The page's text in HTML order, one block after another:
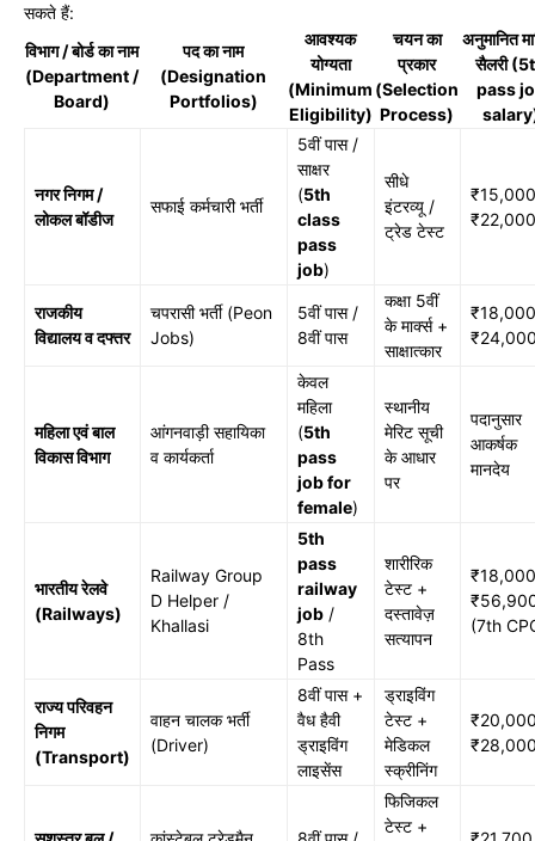
सकते हैं:
विभाग / बोर्ड का नाम
(Department /
Board)
पद का नाम
(Designation
Portfolios)
आवश्यक
योग्यता
(Minimum
Eligibility)
चयन का
प्रकार
(Selection
Process)
अनुमानित
सैलरी
pass
नगर निगम /
लोकल बॉडीज
सफाई कर्मचारी भर्ती
5वीं पास /
साक्षर
(5th
class
pass
job)
सीधे
इंटरव्यू /
ट्रेड टेस्ट
राजकीय
विद्यालय व दफ्तर
चपरासी भर्ती (Peon
Jobs)
5वीं पास /
8वीं पास
कक्षा 5वीं
के मार्क्स +
साक्षात्कार
महिला एवं बाल
विकास विभाग
आंगनवाड़ी सहायिका
व कार्यकर्ता
केवल
महिला
(5th
pass
job for
female)
स्थानीय
मेरिट सूची
के आधार
पर
पदानुसार
आकर्षक
मानदेय
भारतीय रेलवे
(Railways)
Railway Group
D Helper /
Khallasi
5th
pass
railway
job /
8th
Pass
शारीरिक
टेस्ट +
दस्तावेज़
सत्यापन
(7th
राज्य परिवहन
निगम
(Transport)
वाहन चालक भर्ती
(Driver)
8वीं पास +
वैध हैवी
ड्राइविंग
लाइसेंस
ड्राइविंग
टेस्ट +
मेडिकल
स्क्रीनिंग
फिजिकल
टेस्ट +